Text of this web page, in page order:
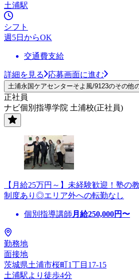
土浦駅
シフト
週5日からOK
交通費支給
詳細を見る 応募画面に進む
土浦永国ケアセンターそよ風/9123のその他
正社員
ナビ個別指導学院 土浦校(正社員)
【月給25万円～】未経験歓迎！塾
制度あり◎エリア外への転勤なし
個別指導講師 月給250,000円〜
勤務地
面接地
茨城県土浦市桜町1丁目17‐15
土浦駅より徒歩4分